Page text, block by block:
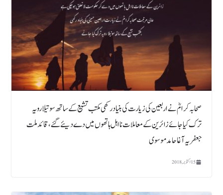
صحابہ کرامؓ نے اربعین کی زیارت کی بنیاد رکھی مکتب تشیع کے ساتھ سوتیلا رویہ
ترک کیا جائے زائرین کے معاملات نااہل ہاتھوں میں دے دیئے گئے، قائد ملت
جعفریہ آغا حامد موسوی
15 اکتوبر, 2018